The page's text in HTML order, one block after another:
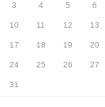
3 4 5 6
10 11 12 13
17 18 19 20
24 25 26 27
31